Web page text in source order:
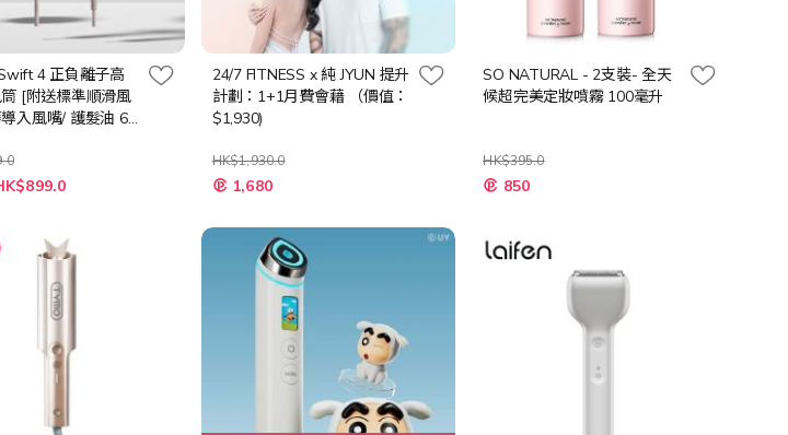
4 正負離子高
[附送標準順滑風
入風嘴/ 護髮油 60
24/7 FITNESS x 純 JYUN 提升
計劃：1+1月費會藉 （價值：
$1,930)
HK$1,930.0
特
殊
格
1,680
SO NATURAL - 2支裝- 全天
候超完美定妝噴霧 100毫升
HK$395.0
特
殊 850